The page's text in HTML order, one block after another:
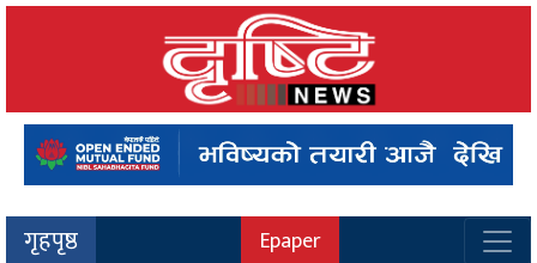
गृहपृष्ठ Epaper